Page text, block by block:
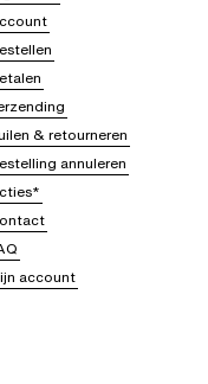
& retourneren
annuleren
account